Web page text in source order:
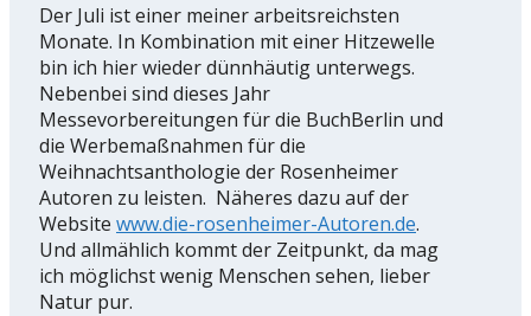
Der Juli ist einer meiner arbeitsreichsten
Monate. In Kombination mit einer Hitzewelle
bin ich hier wieder dünnhäutig unterwegs.
Nebenbei sind dieses Jahr
Messevorbereitungen für die BuchBerlin und
die Werbemaßnahmen für die
Weihnachtsanthologie der Rosenheimer
Autoren zu leisten. Näheres dazu auf der
Website www.die-rosenheimer-Autoren.de.
Und allmählich kommt der Zeitpunkt, da mag
ich möglichst wenig Menschen sehen, lieber
Natur pur.